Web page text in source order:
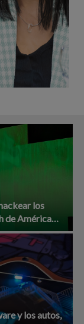
los
de América
y los autos,